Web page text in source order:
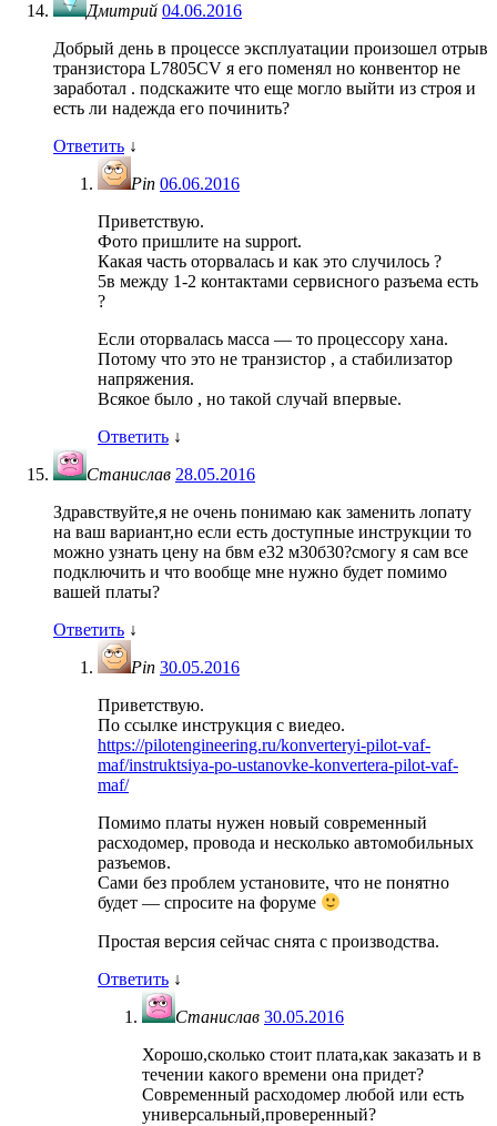
Дмитрий 04.06.2016
Добрый день в процессе эксплуатации произошел отрыв
транзистора L7805CV я его поменял но конвентор не
заработал . подскажите что еще могло выйти из строя и
есть ли надежда его починить?
Ответить ↓
Pin 06.06.2016
Приветствую.
Фото пришлите на support.
Какая часть оторвалась и как это случилось ?
5в между 1-2 контактами сервисного разъема есть
?
Если оторвалась масса — то процессору хана.
Потому что это не транзистор , а стабилизатор
напряжения.
Всякое было , но такой случай впервые.
Ответить ↓
Станислав 28.05.2016
Здравствуйте,я не очень понимаю как заменить лопату
на ваш вариант,но если есть доступные инструкции то
можно узнать цену на бвм е32 м30б30?смогу я сам все
подключить и что вообще мне нужно будет помимо
вашей платы?
Ответить ↓
Pin 30.05.2016
Приветствую.
По ссылке инструкция с виедео.
https://pilotengineering.ru/konverteryi-pilot-vaf-
maf/instruktsiya-po-ustanovke-konvertera-pilot-vaf-
maf/
Помимо платы нужен новый современный
расходомер, провода и несколько автомобильных
разъемов.
Сами без проблем установите, что не понятно
будет — спросите на форуме
Простая версия сейчас снята с производства.
Ответить ↓
Станислав 30.05.2016
Хорошо,сколько стоит плата,как заказать и в
течении какого времени она придет?
Современный расходомер любой или есть
универсальный,проверенный?